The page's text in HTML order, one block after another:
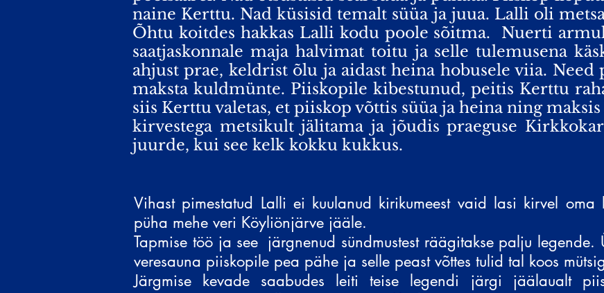
naine Kerttu. Nad küsisid temalt süüa ja juua. Lalli oli
Õhtu koitdes hakkas Lalli kodu poole sõitma.
Nuerti
saatjaskonnale maja halvimat toitu ja selle tulemusena
ahjust prae, keldrist õlu ja aidast heina hobusele viia.
maksta kuldmünte. Piiskopile kibestunud, peitis Kerttu
siis Kerttu valetas, et piiskop võttis süüa ja heina ning
kirvestega metsikult jälitama ja jõudis praeguse
juurde, kui see kelk kokku kukkus.
Vihast pimestatud Lalli ei kuulanud kirikumeest vaid lasi kirvel
püha mehe veri Köyliönjärve jääle.
Tapmise töö ja see järgnenud sündmustest räägitakse palju
veresauna piiskopile pea pähe ja selle peast võttes tulid tal koos
Järgmise kevade saabudes leiti teise legendi järgi jäälaualt